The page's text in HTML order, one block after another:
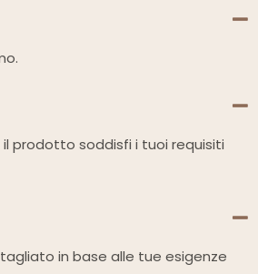
prodotto soddisfi i tuoi requisiti
in base alle tue esigenze